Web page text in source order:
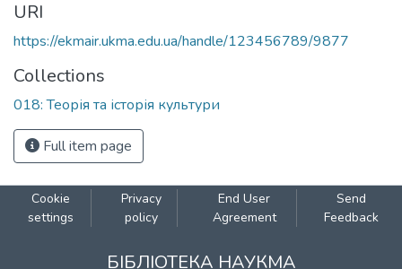
URI
https://ekmair.ukma.edu.ua/handle/123456789/9877
Collections
018: Теорія та історія культури
Full item page
Cookie
settings
Privacy
policy
End User
Agreement
Send
Feedback
БІБЛІОТЕКА НАУКМА